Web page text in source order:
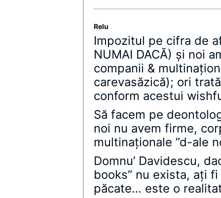
Relu
Impozitul pe cifra de
NUMAI DACĂ) și noi
companii &
carevasăzică); ori
conform acestui
Să facem pe
noi nu avem firme,
multinaționale ”d-ale
Domnu’ Davidescu,
books” nu exista, ați
păcate… este o